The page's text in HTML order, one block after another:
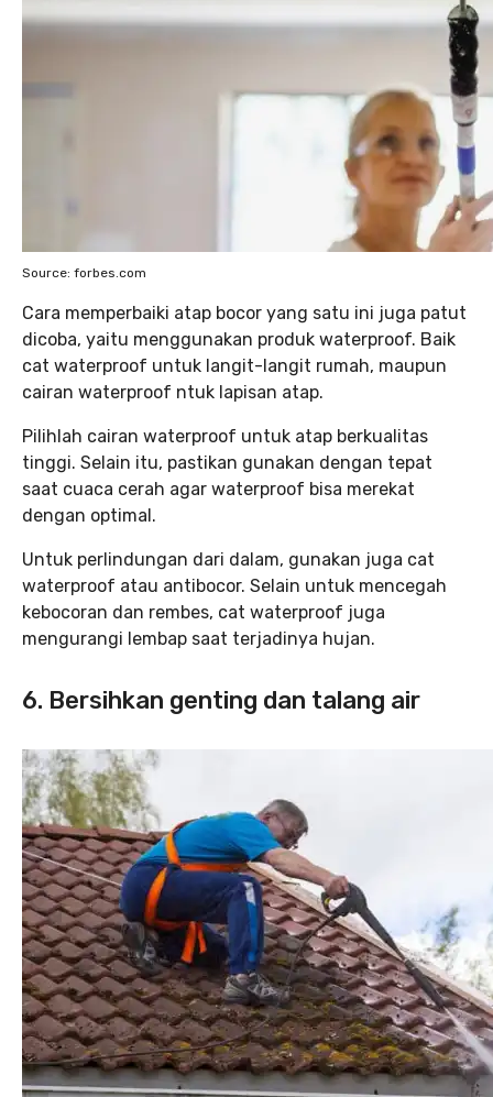
Source: forbes.com
Cara memperbaiki atap bocor yang satu ini juga patut
dicoba, yaitu menggunakan produk waterproof. Baik
cat waterproof untuk langit-langit rumah, maupun
cairan waterproof ntuk lapisan atap.
Pilihlah cairan waterproof untuk atap berkualitas
tinggi. Selain itu, pastikan gunakan dengan tepat
saat cuaca cerah agar waterproof bisa merekat
dengan optimal.
Untuk perlindungan dari dalam, gunakan juga cat
waterproof atau antibocor. Selain untuk mencegah
kebocoran dan rembes, cat waterproof juga
mengurangi lembap saat terjadinya hujan.
6. Bersihkan genting dan talang air